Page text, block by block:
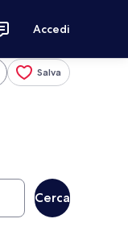
Accedi
Salva
Cerca